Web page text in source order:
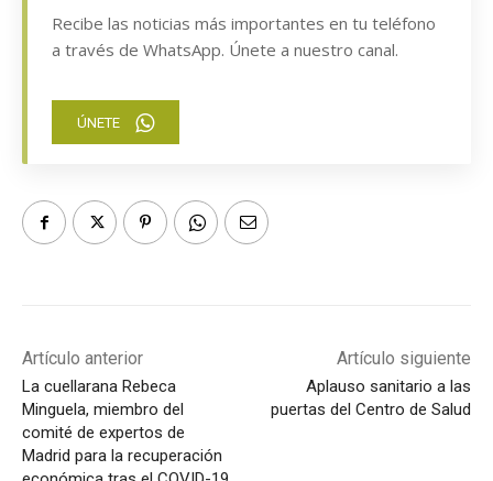
Recibe las noticias más importantes en tu teléfono
a través de WhatsApp. Únete a nuestro canal.
ÚNETE
Artículo anterior
La cuellarana Rebeca
Minguela, miembro del
comité de expertos de
Madrid para la recuperación
Artículo siguiente
Aplauso sanitario a las
puertas del Centro de Salud